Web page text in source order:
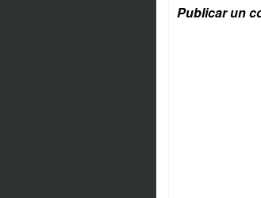
Publicar un